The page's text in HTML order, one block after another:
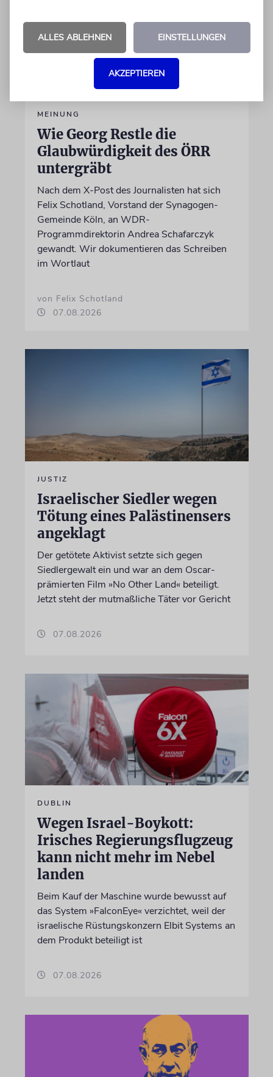
MEINUNG
Wie Georg Restle die
Glaubwürdigkeit des ÖRR
untergräbt
Nach dem X-Post des Journalisten hat sich
Felix Schotland, Vorstand der Synagogen-
Gemeinde Köln, an WDR-
Programmdirektorin Andrea Schafarczyk
gewandt. Wir dokumentieren das Schreiben
im Wortlaut
von Felix Schotland
07.08.2026
JUSTIZ
Israelischer Siedler wegen
Tötung eines Palästinensers
angeklagt
Der getötete Aktivist setzte sich gegen
Siedlergewalt ein und war an dem Oscar-
prämierten Film »No Other Land« beteiligt.
Jetzt steht der mutmaßliche Täter vor Gericht
07.08.2026
DUBLIN
Wegen Israel-Boykott:
Irisches Regierungsflugzeug
kann nicht mehr im Nebel
landen
Beim Kauf der Maschine wurde bewusst auf
das System »FalconEye« verzichtet, weil der
israelische Rüstungskonzern Elbit Systems an
dem Produkt beteiligt ist
07.08.2026
ALLES ABLEHNEN EINSTELLUNGEN
AKZEPTIEREN